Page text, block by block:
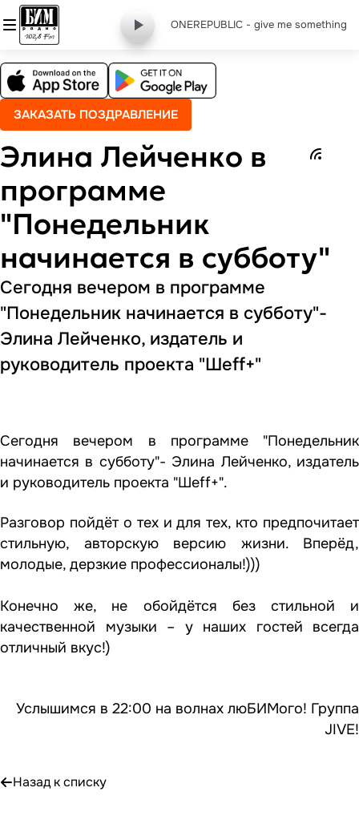
ONEREPUBLIC - give me something
ЗАКАЗАТЬ ПОЗДРАВЛЕНИЕ
Элина Лейченко в
программе
"Понедельник
начинается в субботу"
Сегодня вечером в программе
"Понедельник начинается в субботу"-
Элина Лейченко, издатель и
руководитель проекта "Шеff+"
Сегодня вечером в программе "Понедельник
начинается в субботу"- Элина Лейченко, издатель
и руководитель проекта "Шеff+".
Разговор пойдёт о тех и для тех, кто предпочитает
стильную, авторскую версию жизни. Вперёд,
молодые, дерзкие профессионалы!)))
Конечно же, не обойдётся без стильной и
качественной музыки – у наших гостей всегда
отличный вкус!)
Услышимся в 22:00 на волнах люБИМого! Группа
JIVE!
Назад к списку